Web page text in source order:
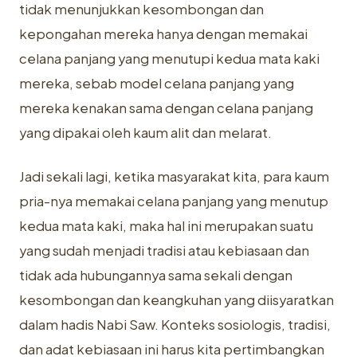
tidak menunjukkan kesombongan dan
kepongahan mereka hanya dengan memakai
celana panjang yang menutupi kedua mata kaki
mereka, sebab model celana panjang yang
mereka kenakan sama dengan celana panjang
yang dipakai oleh kaum alit dan melarat.
Jadi sekali lagi, ketika masyarakat kita, para kaum
pria-nya memakai celana panjang yang menutup
kedua mata kaki, maka hal ini merupakan suatu
yang sudah menjadi tradisi atau kebiasaan dan
tidak ada hubungannya sama sekali dengan
kesombongan dan keangkuhan yang diisyaratkan
dalam hadis Nabi Saw. Konteks sosiologis, tradisi,
dan adat kebiasaan ini harus kita pertimbangkan